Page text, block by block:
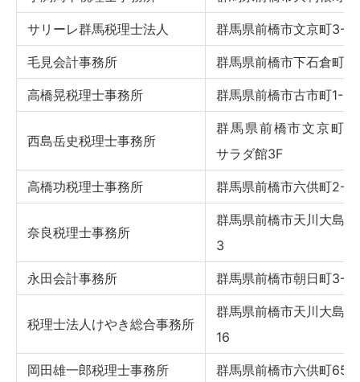
サリーレ群馬税理士法人 群馬県前橋市文京町3-
毛見会計事務所 群馬県前橋市下石倉町
高橋晃税理士事務所 群馬県前橋市古市町1-
西島岳史税理士事務所
群馬県前橋市文京町
サラダ館3F
高橋功税理士事務所 群馬県前橋市六供町2-
奈良税理士事務所
群馬県前橋市天川大島
3
永田会計事務所 群馬県前橋市朝日町3-
税理士法人けやき総合事務所
群馬県前橋市天川大島
16
岡田雄一郎税理士事務所 群馬県前橋市六供町